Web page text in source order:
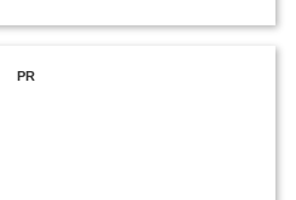
PR